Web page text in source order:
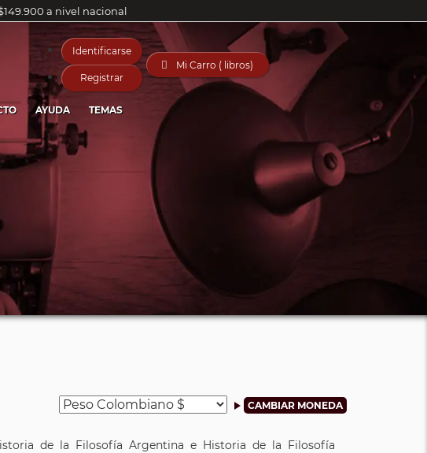
a nivel nacional
Identificarse
Registrar
 Mi Carro ( libros)
AYUDA TEMAS
de la Filosofía Argentina e Historia de la Filosofía